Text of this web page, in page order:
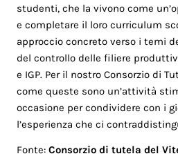
studenti, che la vivono come
e completare il loro curriculum
approccio concreto verso i temi
del controllo delle filiere
e IGP. Per il nostro Consorzio di
come queste sono un’attività
occasione per condividere con i
l’esperienza che ci
Fonte:Consorzio di tutela del